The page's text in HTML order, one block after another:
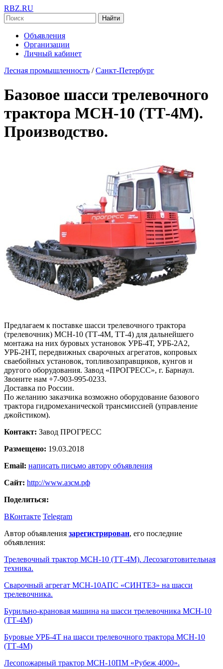
RBZ.RU
Найти
Объявления
Организации
Личный кабинет
Лесная промышленность / Санкт-Петербург
Базовое шасси трелевочного
трактора МСН-10 (ТТ-4М).
Производство.
Предлагаем к поставке шасси трелевочного трактора
(трелевочник) МСН-10 (ТТ-4М, ТТ-4) для дальнейшего
монтажа на них буровых установок УРБ-4Т, УРБ-2А2,
УРБ-2НТ, передвижных сварочных агрегатов, копровых
сваебойных установок, топливозаправщиков, кунгов и
другого оборудования. Завод «ПРОГРЕСС», г. Барнаул.
Звоните нам +7-903-995-0233.
Доставка по России.
По желанию заказчика возможно оборудование базового
трактора гидромеханической трансмиссией (управление
джойстиком).
Контакт: Завод ПРОГРЕСС
Размещено: 19.03.2018
Email: написать письмо автору объявления
Сайт: http://www.азсм.рф
Поделиться:
ВКонтакте Telegram
Автор объявления зарегистрирован, его последние
объявления:
Трелевочный трактор МСН-10 (ТТ-4М). Лесозаготовительная
техника.
Сварочный агрегат МСН-10АПС «СИНТЕЗ» на шасси
трелевочника.
Бурильно-крановая машина на шасси трелевочника МСН-10
(ТТ-4М)
Буровые УРБ-4Т на шасси трелевочного трактора МСН-10
(ТТ-4М)
Лесопожарный трактор МСН-10ПМ «Рубеж 4000».